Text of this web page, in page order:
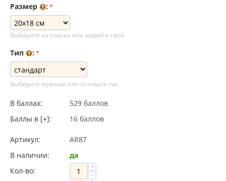
Размер :
Выберите из списка или задайте свой
Тип :
Выберите нужный или оставьте так
В баллах:
529 баллов
Баллы в [+]:
16 баллов
Артикул:
AR87
В наличии:
да
Кол-во:
+
−